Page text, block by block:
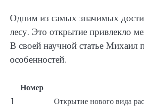
Одним из самых значимых
лесу. Это открытие привлекло
В своей научной статье Михаил
особенностей.
Номер
1
Открытие нового вида